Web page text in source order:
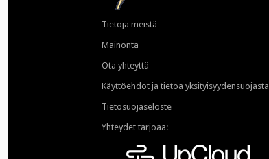
Tietoja meistä
Mainonta
Ota yhteyttä
Käyttöehdot ja tietoa yksityisyydensuojasta
Tietosuojaseloste
Yhteydet tarjoaa: